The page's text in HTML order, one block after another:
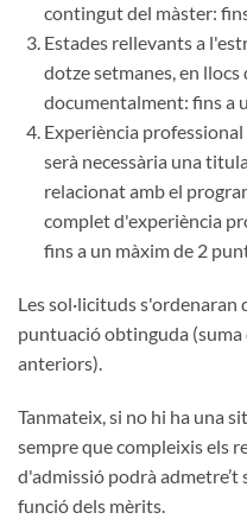
contingut del màster:
Estades rellevants a
dotze setmanes, en
documentalment: fins a
Experiència
serà necessària una
relacionat amb el
complet d'experiència
fins a un màxim de 2
Les sol·licituds s'ordenaran
puntuació obtinguda
anteriors).
Tanmateix, si no hi ha una
sempre que compleixis els
d'admissió podrà
funció dels mèrits.